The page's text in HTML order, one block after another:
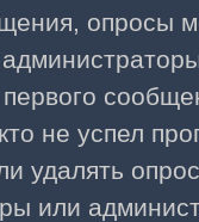
опросы
не успел
удалять
или